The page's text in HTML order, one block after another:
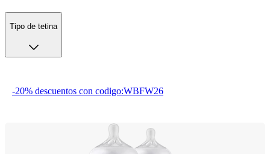
Tipo de tetina
-20% descuentos con codigo:WBFW26